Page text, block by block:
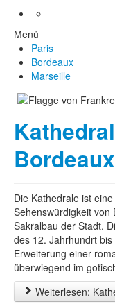
Menü
Paris
Bordeaux
Marseille
Bordeaux
Die Kathedrale ist
Sehenswürdigkeit
Sakralbau der Stadt.
des 12. Jahrhundrt
Erweiterung einer
überwiegend im
Weiterlesen: